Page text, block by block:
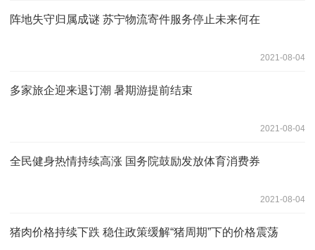
阵地失守归属成谜 苏宁物流寄件服务停止未来何在
2021-08-04
多家旅企迎来退订潮 暑期游提前结束
2021-08-04
全民健身热情持续高涨 国务院鼓励发放体育消费券
2021-08-04
猪肉价格持续下跌 稳住政策缓解“猪周期”下的价格震荡